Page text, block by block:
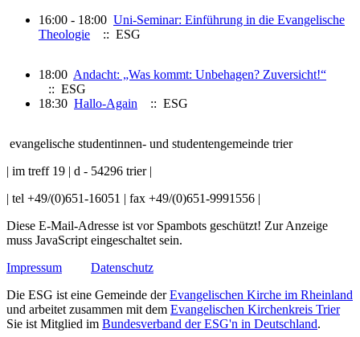
16:00 - 18:00 Uni-Seminar: Einführung in die Evangelische
Theologie
:: ESG
18:00 Andacht: „Was kommt: Unbehagen? Zuversicht!“
:: ESG
18:30 Hallo-Again :: ESG
evangelische studentinnen- und studentengemeinde trier
| im treff 19 | d - 54296 trier |
| tel +49/(0)651-16051 | fax +49/(0)651-9991556 |
Diese E-Mail-Adresse ist vor Spambots geschützt! Zur Anzeige
muss JavaScript eingeschaltet sein.
Impressum
Datenschutz
Die ESG ist eine Gemeinde derEvangelischen Kirche im Rheinland
und arbeitet zusammen mit dem Evangelischen Kirchenkreis Trier
Sie ist Mitglied im Bundesverband der ESG'n in Deutschland.